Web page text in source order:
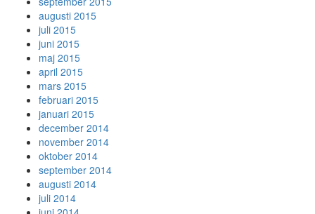
augusti 2015
juli 2015
juni 2015
maj 2015
april 2015
mars 2015
februari 2015
januari 2015
december 2014
november 2014
oktober 2014
september 2014
augusti 2014
juli 2014